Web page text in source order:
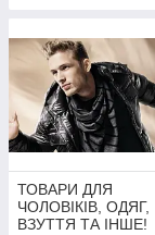
якість!
ТОВАРИ ДЛЯ
ЧОЛОВІКІВ, ОДЯГ,
ВЗУТТЯ ТА ІНШЕ!